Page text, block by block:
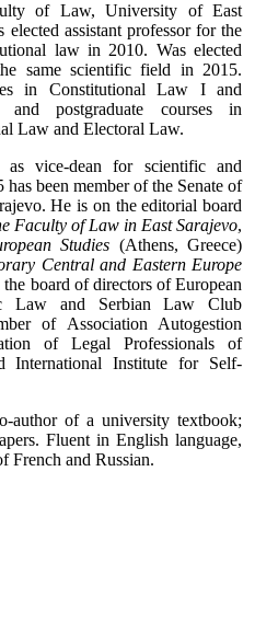
of Law, University of East
elected assistant professor for the
law in 2010. Was elected
same scientific field in 2015.
in Constitutional Law I and
postgraduate courses in
Law and Electoral Law.
as vice-dean for scientific and
been member of the Senate of
He is on the editorial board
Faculty of Law in East Sarajevo,
Studies (Athens, Greece)
Central and Eastern Europe
board of directors of European
Law and Serbian Law Club
of Association Autogestion
of Legal Professionals of
International Institute for Self-
author of a university textbook;
Fluent in English language,
French and Russian.